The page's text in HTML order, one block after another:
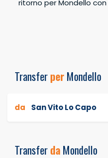
ritorno per Mondello con
TransferperMondello
da San Vito Lo Capo
TransferdaMondello
€0,00